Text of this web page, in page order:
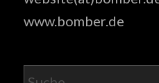
www.bomber.de